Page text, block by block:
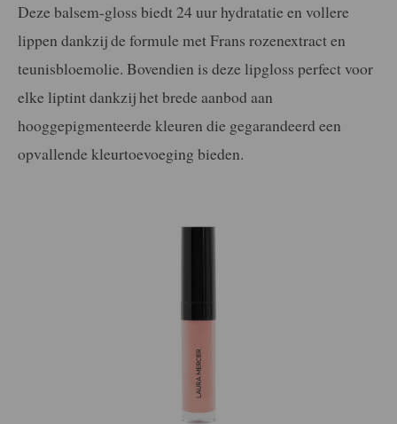
Deze balsem-gloss biedt 24 uur hydratatie en vollere
lippen dankzij de formule met Frans rozenextract en
teunisbloemolie. Bovendien is deze lipgloss perfect voor
elke liptint dankzij het brede aanbod aan
hooggepigmenteerde kleuren die gegarandeerd een
opvallende kleurtoevoeging bieden.